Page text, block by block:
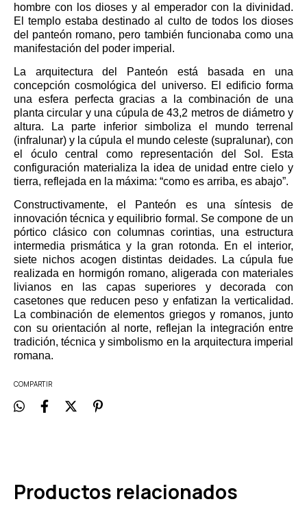
hombre con los dioses y al emperador con la divinidad.
El templo estaba destinado al culto de todos los dioses
del panteón romano, pero también funcionaba como una
manifestación del poder imperial.
La arquitectura del Panteón está basada en una
concepción cosmológica del universo. El edificio forma
una esfera perfecta gracias a la combinación de una
planta circular y una cúpula de 43,2 metros de diámetro y
altura. La parte inferior simboliza el mundo terrenal
(infralunar) y la cúpula el mundo celeste (supralunar), con
el óculo central como representación del Sol. Esta
configuración materializa la idea de unidad entre cielo y
tierra, reflejada en la máxima: “como es arriba, es abajo”.
Constructivamente, el Panteón es una síntesis de
innovación técnica y equilibrio formal. Se compone de un
pórtico clásico con columnas corintias, una estructura
intermedia prismática y la gran rotonda. En el interior,
siete nichos acogen distintas deidades. La cúpula fue
realizada en hormigón romano, aligerada con materiales
livianos en las capas superiores y decorada con
casetones que reducen peso y enfatizan la verticalidad.
La combinación de elementos griegos y romanos, junto
con su orientación al norte, reflejan la integración entre
tradición, técnica y simbolismo en la arquitectura imperial
romana.
COMPARTIR
Productos relacionados